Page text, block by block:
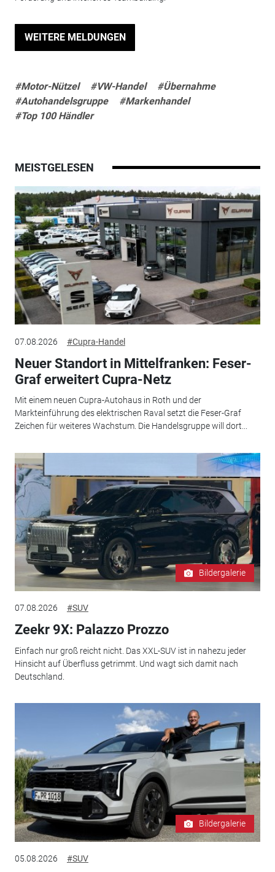
WEITERE MELDUNGEN
#Motor-Nützel #VW-Handel
#Übernahme
#Autohandelsgruppe
#Markenhandel
#Top 100 Händler
MEISTGELESEN
07.08.2026 #Cupra-Handel
Neuer Standort in Mittelfranken: Feser-
Graf erweitert Cupra-Netz
Mit einem neuen Cupra-Autohaus in Roth und der
Markteinführung des elektrischen Raval setzt die Feser-Graf
Zeichen für weiteres Wachstum. Die Handelsgruppe will dort...
Bildergalerie
07.08.2026 #SUV
Zeekr 9X: Palazzo Prozzo
Einfach nur groß reicht nicht. Das XXL-SUV ist in nahezu jeder
Hinsicht auf Überfluss getrimmt. Und wagt sich damit nach
Deutschland.
Bildergalerie
05.08.2026 #SUV